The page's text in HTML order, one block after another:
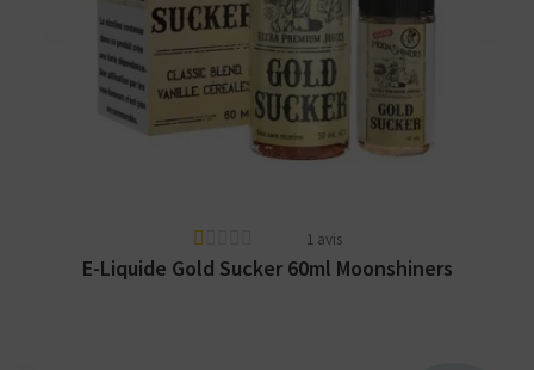
Arômes : blond classic, caramel, vanille,
céréales. E-liquide Moonshiners en 50 pour
60ml et en...
1 avis
E-Liquide Gold Sucker 60ml Moonshiners